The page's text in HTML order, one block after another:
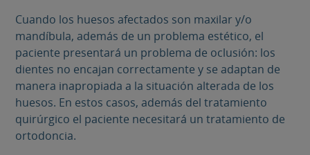
Cuando los huesos afectados son maxilar y/o
mandíbula, además de un problema estético, el
paciente presentará un problema de oclusión: los
dientes no encajan correctamente y se adaptan de
manera inapropiada a la situación alterada de los
huesos. En estos casos, además del tratamiento
quirúrgico el paciente necesitará un tratamiento de
ortodoncia.